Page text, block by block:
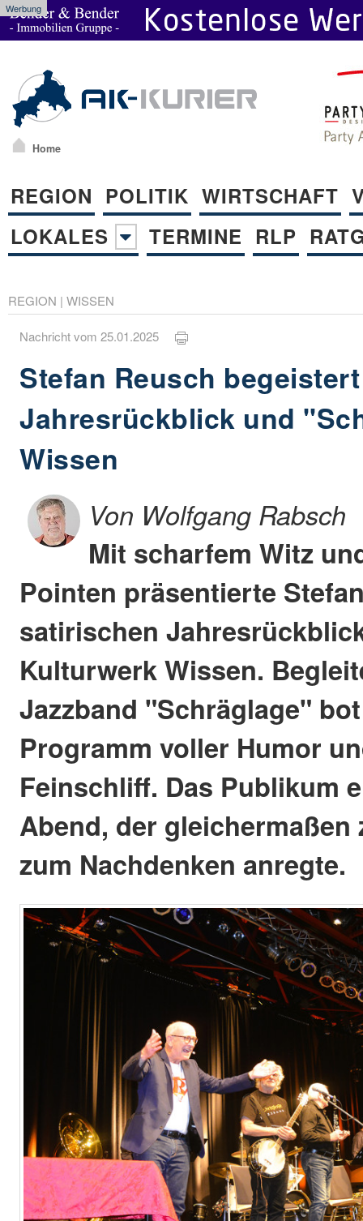
Werbung
Home
REGION POLITIK WIRTSCHAFT
LOKALES
TERMINE RLP
REGION | WISSEN
Nachricht vom 25.01.2025
Stefan Reusch
Jahresrückblick und
Wissen
Von Wolfgang Rabsch
Mit scharfem Witz
Pointen präsentierte
satirischen
Kulturwerk Wissen.
Jazzband "Schräglage"
Programm voller Humor
Feinschliff. Das Publikum
Abend, der gleichermaßen
zum Nachdenken anregte.